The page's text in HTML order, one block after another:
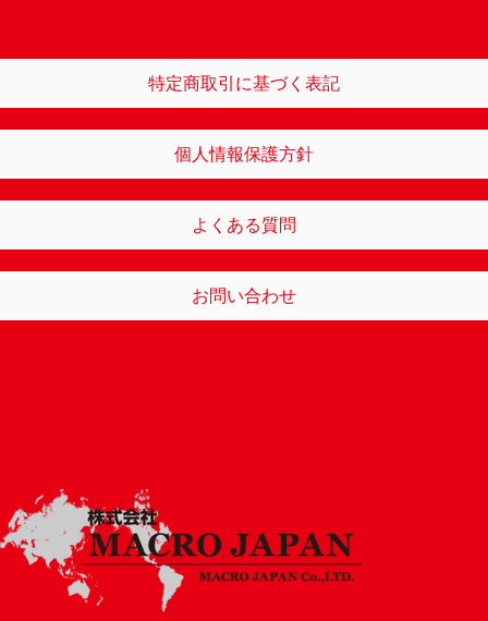
特定商取引に基づく表記
個人情報保護方針
よくある質問
お問い合わせ